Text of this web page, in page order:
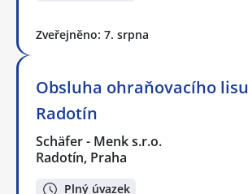
Zveřejněno: 7. srpna
Obsluha ohraňovacího lisu
Radotín
Schäfer - Menk s.r.o.
Radotín, Praha
Plný úvazek